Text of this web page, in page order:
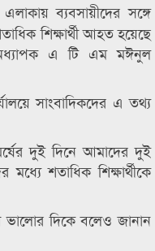
ব্যবসায়ীদের সঙ্গে
শিক্ষার্থী আহত হয়েছে
অধ্যাপক এ টি এম মঈনুল
সাংবাদিকদের এ তথ্য
দুই দিনে আমাদের দুই
শতাধিক শিক্ষার্থীকে
দিকে বলেও জানান